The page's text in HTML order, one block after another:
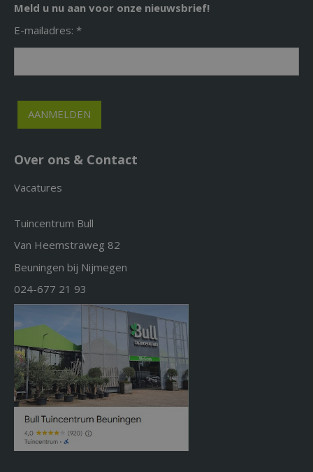
Meld u nu aan voor onze nieuwsbrief!
E-mailadres: *
Over ons & Contact
Vacatures
Tuincentrum Bull
Van Heemstraweg 82
Beuningen bij Nijmegen
024-677 21 93